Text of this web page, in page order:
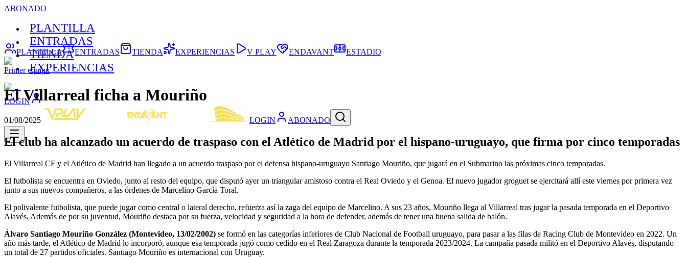
ABONADO
PLANTILLA
ENTRADAS
TIENDA
EXPERIENCIAS
LOGIN
LOGIN ABONADO
PLANTILLA ENTRADAS TIENDA EXPERIENCIAS V PLAY ENDAVANT ESTADIO
Primer equipo
El Villarreal ficha a Mouriño
01/08/2025
El club ha alcanzado un acuerdo de traspaso con el Atlético de Madrid por el hispano-uruguayo, que firma por cinco temporadas
El Villarreal CF y el Atlético de Madrid han llegado a un acuerdo traspaso por el defensa hispano-uruguayo Santiago Mouriño, que jugará en el Submarino las próximas cinco temporadas.
El futbolista se encuentra en Oviedo, junto al resto del equipo, que disputó ayer un triangular amistoso contra el Real Oviedo y el Genoa. El nuevo jugador groguet se ejercitará allí este viernes por primera vez
junto a sus nuevos compañeros, a las órdenes de Marcelino García Toral.
El polivalente futbolista, que puede jugar como central o lateral derecho, refuerza así la zaga del equipo de Marcelino. A sus 23 años, Mouriño llega al Villarreal tras jugar la pasada temporada en el Deportivo
Alavés. Además de por su juventud, Mouriño destaca por su fuerza, velocidad y seguridad a la hora de defender, además de tener una buena salida de balón.
Álvaro Santiago Mouriño González (Montevideo, 13/02/2002) se formó en las categorías inferiores de Club Nacional de Football uruguayo, para pasar a las filas de Racing Club de Montevideo en 2022. Un
año más tarde, el Atlético de Madrid lo incorporó, aunque esa temporada jugó como cedido en el Real Zaragoza durante la temporada 2023/2024. La campaña pasada militó en el Deportivo Alavés, disputando
un total de 27 partidos oficiales. Santiago Mouriño es internacional con Uruguay.